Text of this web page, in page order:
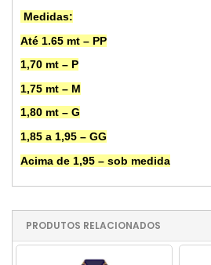
Medidas:
Até 1.65 mt – PP
1,70 mt – P
1,75 mt – M
1,80 mt – G
1,85 a 1,95 – GG
Acima de 1,95 – sob medida
PRODUTOS RELACIONADOS